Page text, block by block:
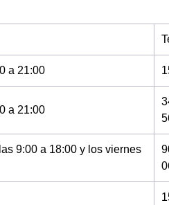
a 21:00
a 21:00
9:00 a 18:00 y los viernes